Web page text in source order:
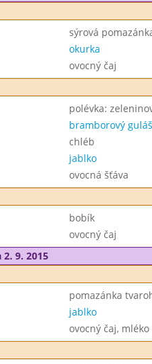
sýrová
okurka
ovocný čaj
polévka:
bramborový guláš
chléb
jablko
ovocná šťáva
bobík
ovocný čaj
2. 9. 2015
pomazánka
jablko
ovocný čaj, mléko